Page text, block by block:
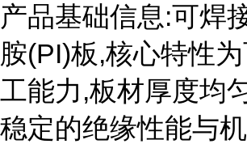
产品基础信息:可焊
胺(PI)板,核心特性
工能力,板材厚度均
稳定的绝缘性能与